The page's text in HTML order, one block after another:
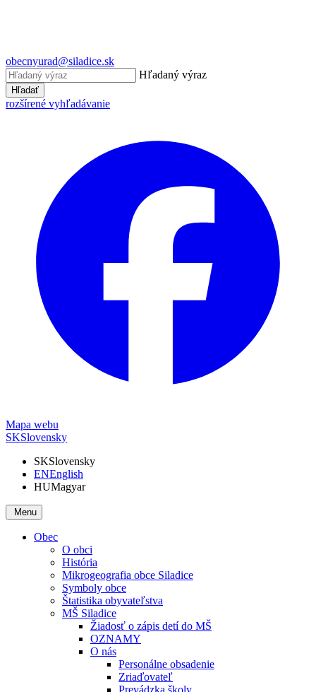
obecnyurad@siladice.sk
Hľadaný výraz
Hľadať
rozšírené vyhľadávanie
Mapa webu
SKSlovensky
SKSlovensky
ENEnglish
HUMagyar
Menu
Obec
O obci
História
Mikrogeografia obce Siladice
Symboly obce
Štatistika obyvateľstva
MŠ Siladice
Žiadosť o zápis detí do MŠ
OZNAMY
O nás
Personálne obsadenie
Zriaďovateľ
Prevádzka školy